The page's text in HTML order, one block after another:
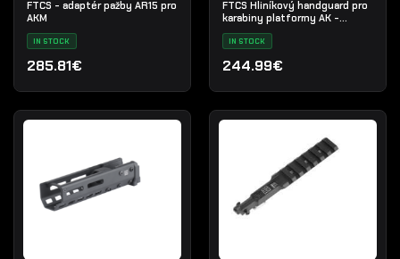
FTCS - adaptér pažby AR15 pro
AKM
IN STOCK
285.81€
FTCS Hliníkový handguard pro
karabiny platformy AK -
Velikost M - Černý - Nr. 35
IN STOCK
244.99€